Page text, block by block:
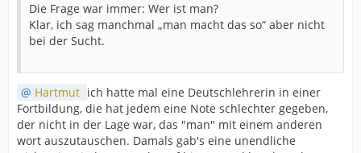
Die Frage war immer: Wer ist man?
Klar, ich sag manchmal „man macht das so“ aber nicht
bei der Sucht.
Hartmut ich hatte mal eine Deutschlehrerin in einer
Fortbildung, die hat jedem eine Note schlechter gegeben,
der nicht in der Lage war, das "man" mit einem anderen
wort auszutauschen. Damals gab's eine unendliche